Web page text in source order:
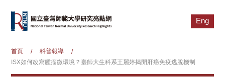
Eng
首頁 / 科普報導
/
ISX如何改寫腫瘤微環境？臺師大生科系王麗婷揭開肝癌免疫逃脫機制